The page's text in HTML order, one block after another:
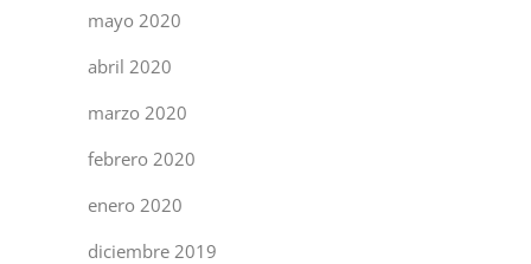
mayo 2020
abril 2020
marzo 2020
febrero 2020
enero 2020
diciembre 2019